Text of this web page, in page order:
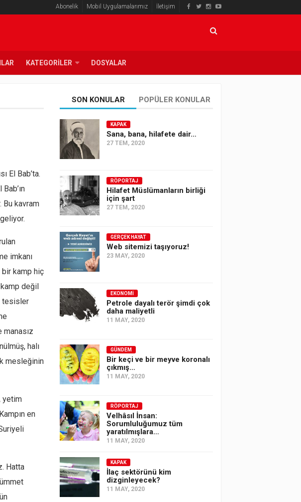
Abonelik Mobil Uygulamalarımız İletişim
KATEGORILER DOSYALAR
El Bab’ta.
Bu kavram
imkanı
bir kamp hiç
kamp değil
tesisler
halı
mesleğinin
yetim
en
Hatta
SON KONULAR POPÜLER KONULAR
KAPAK
Sana, bana, hilafete dair…
27 TEM, 2020
RÖPORTAJ
Hilafet Müslümanların birliği
için şart
27 TEM, 2020
GERÇEK HAYAT
Web sitemizi taşıyoruz!
23 MAY, 2020
EKONOMI
Petrole dayalı terör şimdi çok
daha maliyetli
11 MAY, 2020
GÜNDEM
Bir keçi ve bir meyve koronalı
çıkmış…
11 MAY, 2020
RÖPORTAJ
Velhâsıl İnsan:
Sorumluluğumuz tüm
yaratılmışlara…
11 MAY, 2020
KAPAK
İlaç sektörünü kim
dizginleyecek?
11 MAY, 2020